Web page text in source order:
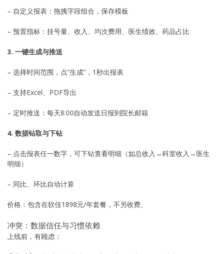
– 自定义报表：拖拽字段组合，保存模板
– 预置指标：挂号量、收入、均次费用、医生绩效、药品占比
3. 一键生成与推送
– 选择时间范围，点”生成”，1秒出报表
– 支持Excel、PDF导出
– 定时推送：每天8:00自动发送日报到院长邮箱
4. 数据钻取与下钻
– 点击报表任一数字，可下钻查看明细（如总收入→科室收入→医生
明细）
– 同比、环比自动计算
价格：包含在软佳1898元/年套餐，不另收费。
冲突：数据信任与习惯依赖
上线前，有顾虑：